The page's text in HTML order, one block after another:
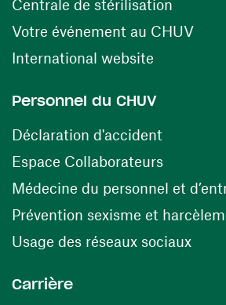
Centrale de stérilisation
Votre événement au CHUV
International website
Personnel du CHUV
Déclaration d'accident
Espace Collaborateurs(ouvre
Médecine du personnel et
Prévention sexisme et
Usage des réseaux sociaux
Carrière